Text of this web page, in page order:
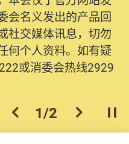
会名义发出的产品回
社交媒体讯息，切勿
何个人资料。如有疑
或消委会热线2929
上一个
1/2 下一个开